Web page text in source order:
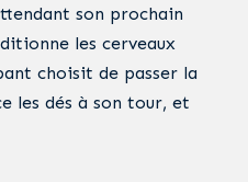
son prochain
les cerveaux
choisit de passer la
les dés à son tour, et